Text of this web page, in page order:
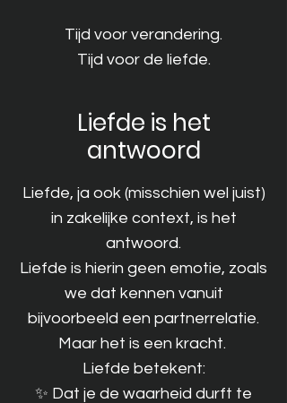
Tijd voor verandering.
Tijd voor de liefde.
Liefde is het
antwoord
Liefde, ja ook (misschien wel juist)
in zakelijke context, is het
antwoord.
Liefde is hierin geen emotie, zoals
we dat kennen vanuit
bijvoorbeeld een partnerrelatie.
Maar het is een kracht.
Liefde betekent:
✨ Dat je de waarheid durft te